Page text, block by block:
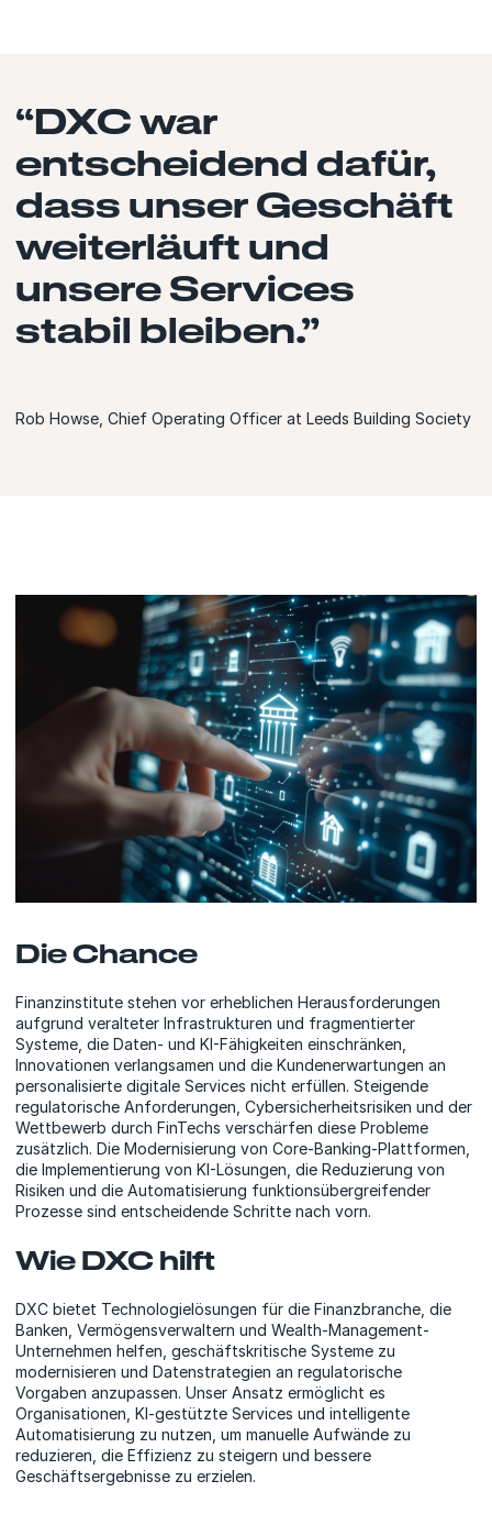
“DXC war
entscheidend dafür,
dass unser Geschäft
weiterläuft und
unsere Services
stabil bleiben.”
Rob Howse, Chief Operating Officer at Leeds Building Society
Die Chance
Finanzinstitute stehen vor erheblichen Herausforderungen
aufgrund veralteter Infrastrukturen und fragmentierter
Systeme, die Daten- und KI-Fähigkeiten einschränken,
Innovationen verlangsamen und die Kundenerwartungen an
personalisierte digitale Services nicht erfüllen. Steigende
regulatorische Anforderungen, Cybersicherheitsrisiken und der
Wettbewerb durch FinTechs verschärfen diese Probleme
zusätzlich. Die Modernisierung von Core-Banking-Plattformen,
die Implementierung von KI-Lösungen, die Reduzierung von
Risiken und die Automatisierung funktionsübergreifender
Prozesse sind entscheidende Schritte nach vorn.
Wie DXC hilft
DXC bietet Technologielösungen für die Finanzbranche, die
Banken, Vermögensverwaltern und Wealth-Management-
Unternehmen helfen, geschäftskritische Systeme zu
modernisieren und Datenstrategien an regulatorische
Vorgaben anzupassen. Unser Ansatz ermöglicht es
Organisationen, KI-gestützte Services und intelligente
Automatisierung zu nutzen, um manuelle Aufwände zu
reduzieren, die Effizienz zu steigern und bessere
Geschäftsergebnisse zu erzielen.